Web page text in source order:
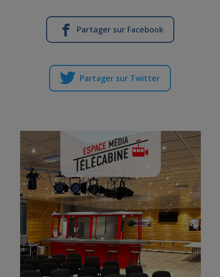
Partager sur Facebook
Partager sur Twitter